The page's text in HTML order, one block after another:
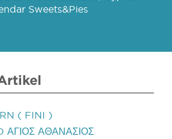
Sweets&Pies
( FINI )
ΑΓΙΟΣ ΑΘΑΝΑΣΙΟΣ